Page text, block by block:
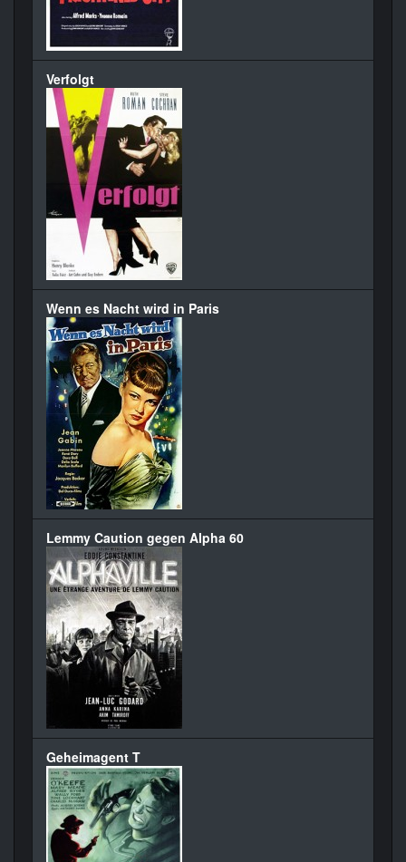
Verfolgt
Wenn es Nacht wird in Paris
Lemmy Caution gegen Alpha 60
Geheimagent T